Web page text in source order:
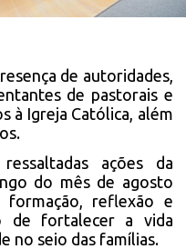
de autoridades,
de pastorais e
à Igreja Católica, além
ações da
do mês de agosto
formação, reflexão e
de fortalecer a vida
no seio das famílias.